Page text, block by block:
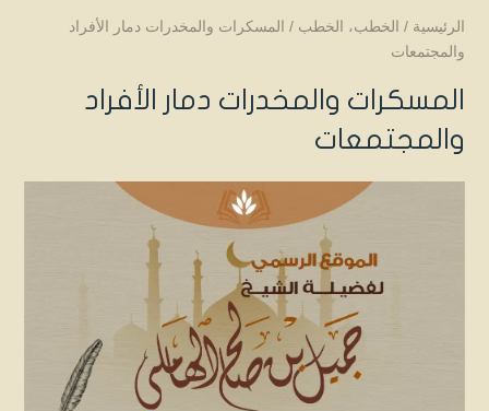
الرئيسية / الخطب، الخطب / المسكرات والمخدرات دمار الأفراد
والمجتمعات
المسكرات والمخدرات دمار الأفراد
والمجتمعات